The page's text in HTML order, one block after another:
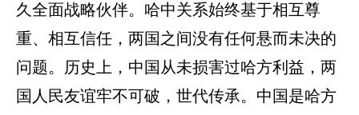
久全面战略伙伴。哈中关系始终基于相互尊
重、相互信任，两国之间没有任何悬而未决的
问题。历史上，中国从未损害过哈方利益，两
国人民友谊牢不可破，世代传承。中国是哈方